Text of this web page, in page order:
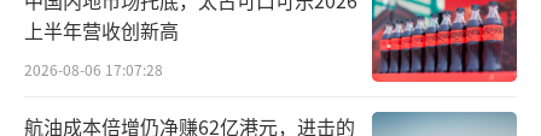
股，增长6.89%。
上半年营收创新高
2026-08-06 17:07:28
航油成本倍增仍净赚62亿港元，进击的